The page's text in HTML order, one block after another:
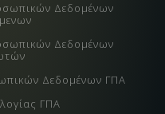
Δεδομένων
Δεδομένων
Δεδομένων ΓΠΑ
ΓΠΑ